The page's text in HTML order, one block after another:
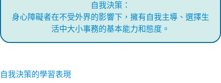
自我決策：
身心障礙者在不受外界的影響下，擁有自我主導、選擇生
活中大小事務的基本能力和態度。
自我決策的學習表現